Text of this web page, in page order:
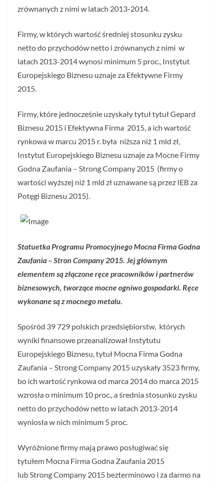
zrównanych z nimi w latach 2013-2014.
Firmy, w których wartość średniej stosunku zysku
netto do przychodów netto i zrównanych z nimi w
latach 2013-2014 wynosi minimum 5 proc., Instytut
Europejskiego Biznesu uznaje za Efektywne Firmy
2015.
Firmy, które jednocześnie uzyskały tytuł tytuł Gepard
Biznesu 2015 i Efektywna Firma 2015, a ich wartość
rynkowa w marcu 2015 r. była niższa niż 1 mld zł,
Instytut Europejskiego Biznesu uznaje za Mocne Firmy
Godna Zaufania – Strong Company 2015 (firmy o
wartości wyższej niż 1 mld zł uznawane są przez IEB za
Potęgi Biznesu 2015).
Statuetka Programu Promocyjnego Mocna Firma Godna
Zaufania – Stron Company 2015. Jej głównym
elementem są złączone ręce pracowników i partnerów
biznesowych, tworzące mocne ogniwo gospodarki. Ręce
wykonane są z mocnego metalu.
Spośród 39 729 polskich przedsiębiorstw, których
wyniki finansowe przeanalizował Instytutu
Europejskiego Biznesu, tytuł Mocna Firma Godna
Zaufania – Strong Company 2015 uzyskały 3523 firmy,
bo ich wartość rynkowa od marca 2014 do marca 2015
wzrosła o minimum 10 proc., a średnia stosunku zysku
netto do przychodów netto w latach 2013-2014
wyniosła w nich minimum 5 proc.
Wyróżnione firmy mają prawo posługiwać się
tytułem Mocna Firma Godna Zaufania 2015
lub Strong Company 2015 bezterminowo i za darmo na